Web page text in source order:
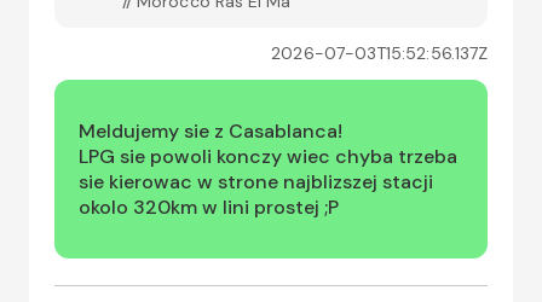
2026-07-03T15:52:56.137Z
Meldujemy sie z Casablanca!
LPG sie powoli konczy wiec chyba trzeba
sie kierowac w strone najblizszej stacji
okolo 320km w lini prostej ;P